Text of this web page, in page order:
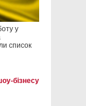
у
список
бізнесу